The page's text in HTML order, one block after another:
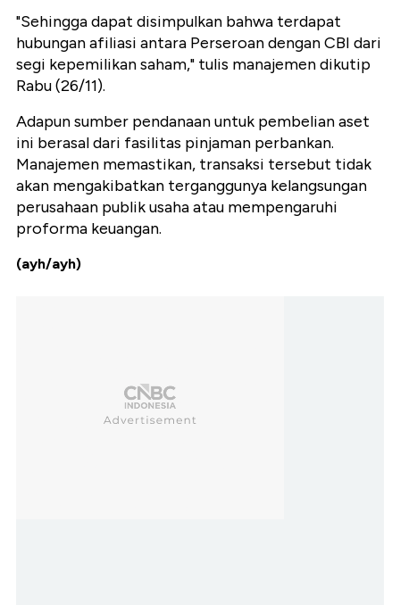
"Sehingga dapat disimpulkan bahwa terdapat
hubungan afiliasi antara Perseroan dengan CBI dari
segi kepemilikan saham," tulis manajemen dikutip
Rabu (26/11).
Adapun sumber pendanaan untuk pembelian aset
ini berasal dari fasilitas pinjaman perbankan.
Manajemen memastikan, transaksi tersebut tidak
akan mengakibatkan terganggunya kelangsungan
perusahaan publik usaha atau mempengaruhi
proforma keuangan.
(ayh/ayh)